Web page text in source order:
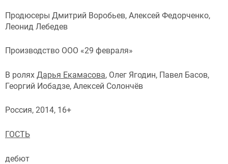
Продюсеры Дмитрий Воробьев, Алексей Федорченко,
Леонид Лебедев
Производство ООО «29 февраля»
В ролях Дарья Екамасова, Олег Ягодин, Павел Басов,
Георгий Иобадзе, Алексей Солончёв
Россия, 2014, 16+
ГОСТЬ
дебют